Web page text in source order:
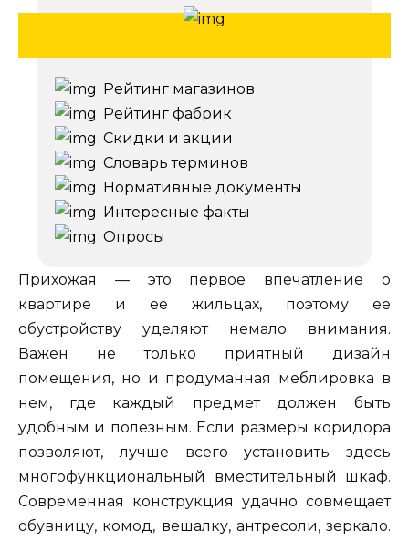
Рейтинг магазинов
Рейтинг фабрик
Скидки и акции
Словарь терминов
Нормативные документы
Интересные факты
Опросы
Прихожая — это первое впечатление о
квартире и ее жильцах, поэтому ее
обустройству уделяют немало внимания.
Важен не только приятный дизайн
помещения, но и продуманная меблировка в
нем, где каждый предмет должен быть
удобным и полезным. Если размеры коридора
позволяют, лучше всего установить здесь
многофункциональный вместительный шкаф.
Современная конструкция удачно совмещает
обувницу, комод, вешалку, антресоли, зеркало.